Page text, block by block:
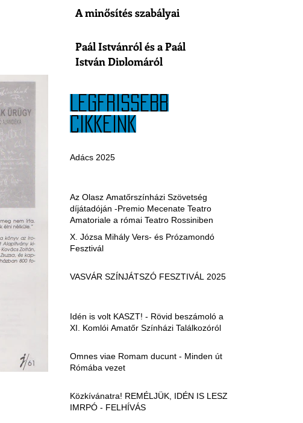
Adács 2025
Az Olasz Amatőrszínházi Szövetség
díjátadóján -Premio Mecenate Teatro
Amatoriale a római Teatro Rossiniben
X. Józsa Mihály Vers- és Prózamondó
Fesztivál
VASVÁR SZÍNJÁTSZÓ FESZTIVÁL 2025
Idén is volt KASZT! - Rövid beszámoló a
XI. Komlói Amatőr Színházi Találkozóról
Omnes viae Romam ducunt - Minden út
Rómába vezet
Közkívánatra! REMÉLJÜK, IDÉN IS LESZ
IMRPÓ - FELHÍVÁS
LEGFRISSEBB
CIKKEINK
A minősítés szabályai
Paál Istvánról és a Paál
István Diplomáról